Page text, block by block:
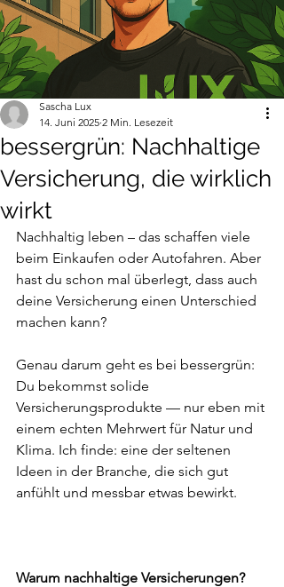
bessergrün: Nachhaltige
Versicherung, die wirklich
wirkt
Sascha Lux
14. Juni 2025 2 Min. Lesezeit
Nachhaltig leben – das schaffen viele
beim Einkaufen oder Autofahren. Aber
hast du schon mal überlegt, dass auch
deine Versicherung einen Unterschied
machen kann?
Genau darum geht es bei bessergrün:
Du bekommst solide
Versicherungsprodukte — nur eben mit
einem echten Mehrwert für Natur und
Klima. Ich finde: eine der seltenen
Ideen in der Branche, die sich gut
anfühlt und messbar etwas bewirkt.
Warum nachhaltige Versicherungen?